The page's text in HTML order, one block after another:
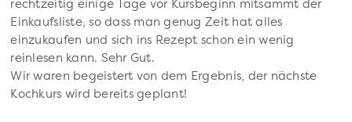
rechtzeitig einige Tage vor Kursbeginn mitsammt der
Einkaufsliste, so dass man genug Zeit hat alles
einzukaufen und sich ins Rezept schon ein wenig
reinlesen kann. Sehr Gut.
Wir waren begeistert von dem Ergebnis, der nächste
Kochkurs wird bereits geplant!